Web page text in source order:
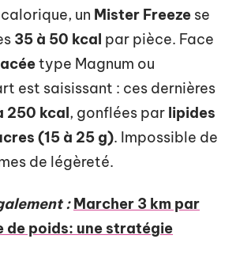
un Mister Freeze se
35 à 50 kcal par pièce. Face
type Magnum ou
est saisissant : ces dernières
250 kcal, gonflées par lipides
(15 à 25 g). Impossible de
de légèreté.
: Marcher 3 km par
de poids: une stratégie